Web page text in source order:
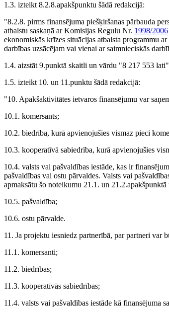
1.3. izteikt 8.2.8.apakšpunktu šādā redakcijā:
"8.2.8. pirms finansējuma piešķiršanas pārbauda
atbalstu saskaņā ar Komisijas Regulu Nr. 1998/2006
ekonomiskās krīzes situācijas atbalsta programmu
darbības uzsācējam vai vienai ar saimnieciskās
1.4. aizstāt 9.punktā skaitli un vārdu "8 217 553
1.5. izteikt 10. un 11.punktu šādā redakcijā:
"10. Apakšaktivitātes ietvaros finansējumu var
10.1. komersants;
10.2. biedrība, kurā apvienojušies vismaz pieci
10.3. kooperatīvā sabiedrība, kurā apvienojušies
10.4. valsts vai pašvaldības iestāde, kas ir
pašvaldības vai ostu pārvaldes. Valsts vai
apmaksātu šo noteikumu 21.1. un 21.2.apakšpunktā
10.5. pašvaldība;
10.6. ostu pārvalde.
11. Ja projektu iesniedz partnerībā, par partneri var
11.1. komersanti;
11.2. biedrības;
11.3. kooperatīvās sabiedrības;
11.4. valsts vai pašvaldības iestāde kā finansējuma